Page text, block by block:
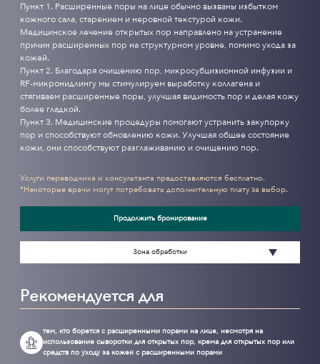
Пункт 1. Расширенные поры на лице обычно вызваны избытком
кожного сала, старением и неровной текстурой кожи.
Медицинское лечение открытых пор направлено на устранение
причин расширенных пор на структурном уровне, помимо ухода за
кожей.
Пункт 2. Благодаря очищению пор, микросубцизионной инфузии и
RF-микронидлингу мы стимулируем выработку коллагена и
стягиваем расширенные поры, улучшая видимость пор и делая кожу
более гладкой.
Пункт 3. Медицинские процедуры помогают устранить закупорку
пор и способствуют обновлению кожи. Улучшая общее состояние
кожи, они способствуют разглаживанию и очищению пор.
Услуги переводчика и консультанта предоставляются бесплатно.
*Некоторые врачи могут потребовать дополнительную плату за выбор.
Продолжить бронирование
Зона обработки
Рекомендуется для
тем, кто борется с расширенными порами на лице, несмотря на
использование сыворотки для открытых пор, крема для открытых пор или
средств по уходу за кожей с расширенными порами